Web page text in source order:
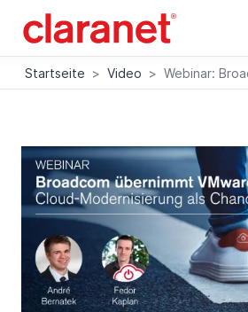
Startseite > Video >